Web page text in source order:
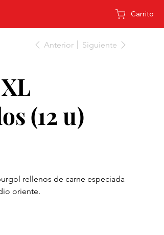
Carrito
Anterior Siguiente
(12 u)
rellenos de carne especiada
oriente.